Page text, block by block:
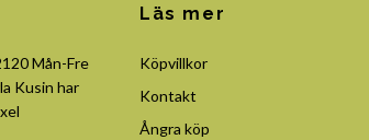
Mån-Fre
Kusin har
Läs mer
Köpvillkor
Kontakt
Ångra köp